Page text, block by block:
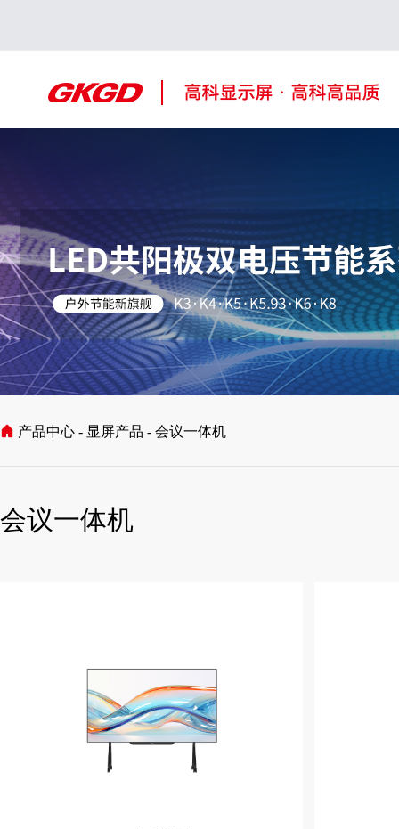
产品中心 显屏产品 会议一体机
会议一体机